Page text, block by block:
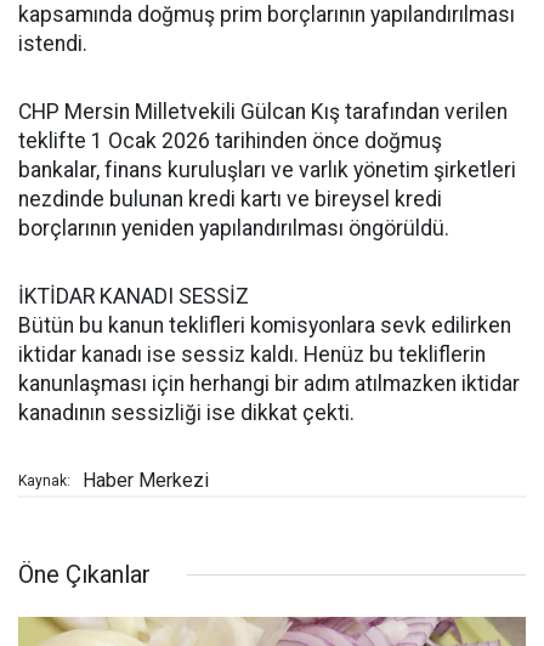
kapsamında doğmuş prim borçlarının yapılandırılması
istendi.
CHP Mersin Milletvekili Gülcan Kış tarafından verilen
teklifte 1 Ocak 2026 tarihinden önce doğmuş
bankalar, finans kuruluşları ve varlık yönetim şirketleri
nezdinde bulunan kredi kartı ve bireysel kredi
borçlarının yeniden yapılandırılması öngörüldü.
İKTİDAR KANADI SESSİZ
Bütün bu kanun teklifleri komisyonlara sevk edilirken
iktidar kanadı ise sessiz kaldı. Henüz bu tekliflerin
kanunlaşması için herhangi bir adım atılmazken iktidar
kanadının sessizliği ise dikkat çekti.
Kaynak: Haber Merkezi
Öne Çıkanlar